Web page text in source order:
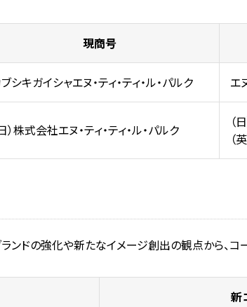
現商号
シキガイシャエヌ・ティ・ティ・ル・パルク エ
）株式会社エヌ・ティ・ティ・ル・パルク
（
（
ドの強化や新たなイメージ創出の観点から、コ
新